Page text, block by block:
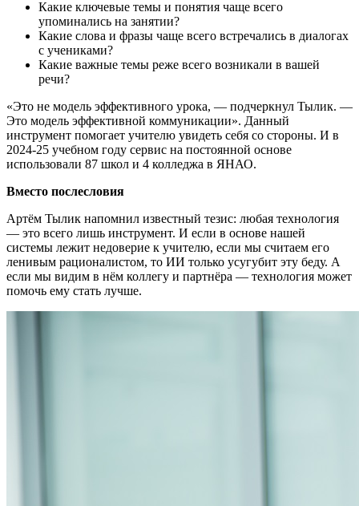
Какие ключевые темы и понятия чаще всего
упоминались на занятии?
Какие слова и фразы чаще всего встречались в диалогах
с учениками?
Какие важные темы реже всего возникали в вашей
речи?
«Это не модель эффективного урока, — подчеркнул Тылик. —
Это модель эффективной коммуникации». Данный
инструмент помогает учителю увидеть себя со стороны. И в
2024-25 учебном году сервис на постоянной основе
использовали 87 школ и 4 колледжа в ЯНАО.
Вместо послесловия
Артём Тылик напомнил известный тезис: любая технология
— это всего лишь инструмент. И если в основе нашей
системы лежит недоверие к учителю, если мы считаем его
ленивым рационалистом, то ИИ только усугубит эту беду. А
если мы видим в нём коллегу и партнёра — технология может
помочь ему стать лучше.